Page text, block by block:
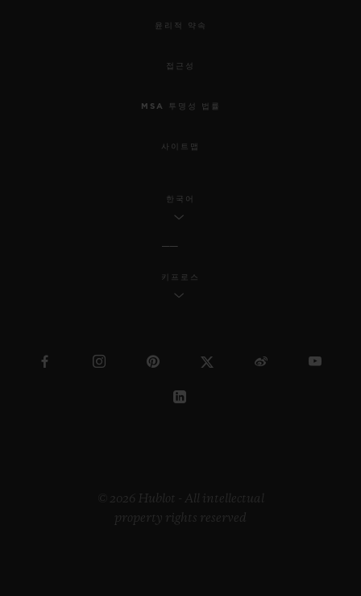
윤리적 약속
접근성
MSA 투명성 법률
사이트맵
한국어
키프로스
© 2026 Hublot - All intellectual
property rights reserved